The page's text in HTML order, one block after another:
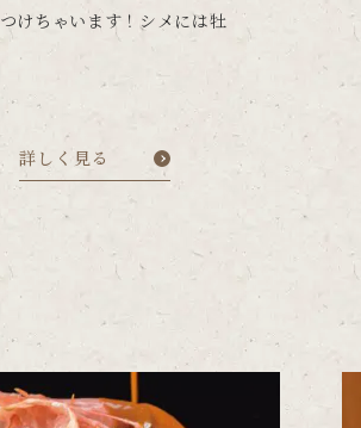
けちゃいます！シメには牡
詳しく見る